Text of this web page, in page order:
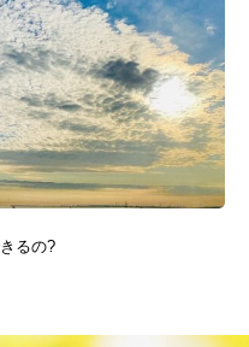
るの?